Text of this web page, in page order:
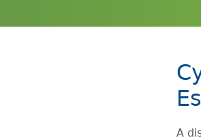
A